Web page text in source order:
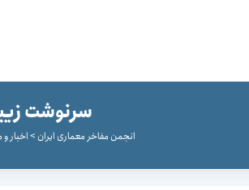
سرنوشت
انجمن مفاخر معماری ایران >اخبار و